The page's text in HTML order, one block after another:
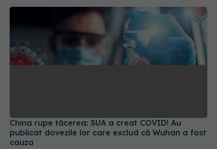
China rupe tăcerea: SUA a creat COVID! Au
publicat dovezile lor care exclud că Wuhan a fost
cauza